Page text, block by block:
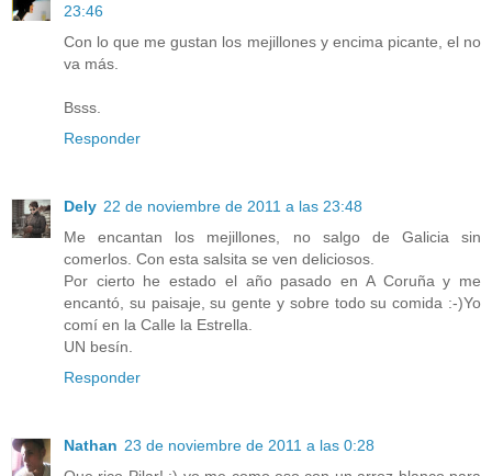
23:46
Con lo que me gustan los mejillones y encima picante, el no
va más.
Bsss.
Responder
Dely 22 de noviembre de 2011 a las 23:48
Me encantan los mejillones, no salgo de Galicia sin
comerlos. Con esta salsita se ven deliciosos.
Por cierto he estado el año pasado en A Coruña y me
encantó, su paisaje, su gente y sobre todo su comida :-)Yo
comí en la Calle la Estrella.
UN besín.
Responder
Nathan 23 de noviembre de 2011 a las 0:28